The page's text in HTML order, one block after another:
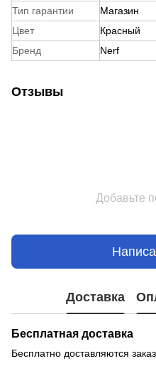
Тип гарантии
Магазин
Цвет
Красный
Бренд
Nerf
Отзывы
Добавьте
Доставка
Бесплатная доставка
Бесплатно доставляются